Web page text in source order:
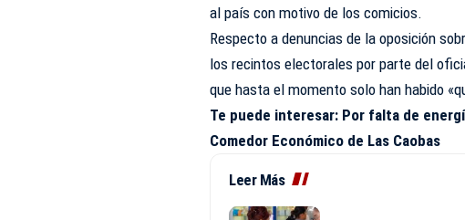
al país con motivo de los comicios.
Respecto a denuncias de la oposición
los recintos electorales por parte del
que hasta el momento solo han habido
Te puede interesar: Por falta de
Comedor Económico de Las Caobas
Leer Más